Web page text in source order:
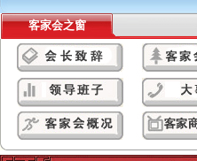
客家会之窗